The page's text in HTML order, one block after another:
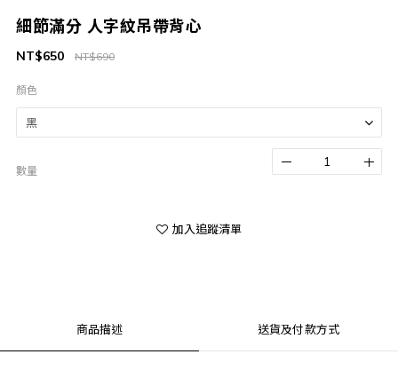
細節滿分 人字紋吊帶背心
NT$690
NT$650
顏色
數量
加入追蹤清單
商品描述 送貨及付款方式